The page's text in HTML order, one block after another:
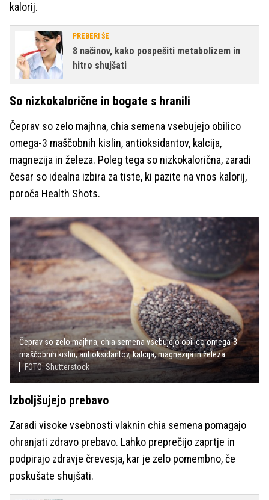
kalorij.
PREBERI ŠE
8 načinov, kako pospešiti metabolizem in
hitro shujšati
So nizkokalorične in bogate s hranili
Čeprav so zelo majhna, chia semena vsebujejo obilico
omega-3 maščobnih kislin, antioksidantov, kalcija,
magnezija in železa. Poleg tega so nizkokalorična, zaradi
česar so idealna izbira za tiste, ki pazite na vnos kalorij,
poroča Health Shots.
Čeprav so zelo majhna, chia semena vsebujejo obilico omega-3
maščobnih kislin, antioksidantov, kalcija, magnezija in železa.
FOTO: Shutterstock
Izboljšujejo prebavo
Zaradi visoke vsebnosti vlaknin chia semena pomagajo
ohranjati zdravo prebavo. Lahko preprečijo zaprtje in
podpirajo zdravje črevesja, kar je zelo pomembno, če
poskušate shujšati.